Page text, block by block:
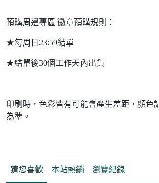
預購周邊專區 徽章預購規則：
★每周日23:59結單
★結單後30個工作天內出貨
印刷時，色彩皆有可能會產生差距，顏色
為準。
猜您喜歡 本站熱銷 瀏覽紀錄